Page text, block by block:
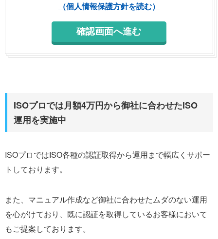
（個人情報保護方針を読む）
ISOプロでは月額4万円から御社に合わせたISO
運用を実施中
ISOプロではISO各種の認証取得から運用まで幅広くサポー
トしております。
また、マニュアル作成など御社に合わせたムダのない運用
を心がけており、既に認証を取得しているお客様において
もご提案しております。